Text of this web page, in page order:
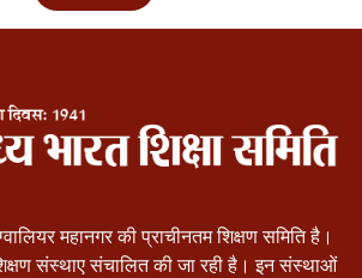
महानगर की प्राचीनतम शिक्षण समिति है।
शिक्षण संस्थाए संचालित की जा रही है। इन संस्थाओं